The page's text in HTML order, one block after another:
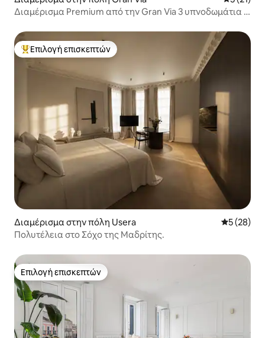
Διαμέρισμα Premium από την Gran Via 3 υπνοδωμάτια +
Κορυφαία επιλογή επισκεπτών
Επιλογή επισκεπτών
Διαμέρισμα στην πόλη Usera Μέση
5 (28)
Πολυτέλεια στο Σόχο της Μαδρίτης.
Επιλογή επισκεπτών
Επιλογή επισκεπτών